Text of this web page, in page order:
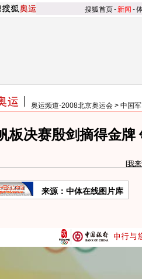
搜狐首页-新闻 -
奥运频道-2008北京奥运会 > 中国
板决赛殷剑摘得金牌
[我
来源：中体在线图片库